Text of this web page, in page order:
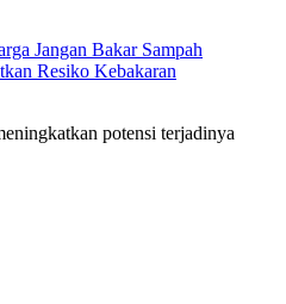
Jangan Bakar Sampah
Resiko Kebakaran
potensi terjadinya